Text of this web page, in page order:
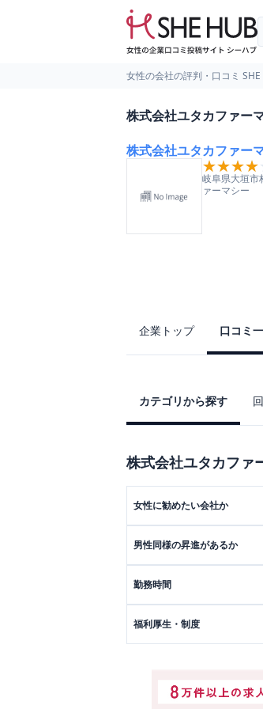
女性の会社の評判・口コミ SHE
株式会社ユタカファー
株式会社ユタカファー
岐阜県大垣市
ァーマシー
企業トップ 口コミ
カテゴリから探す
株式会社ユタカファ
女性に勧めたい会社か
男性同様の昇進があるか
勤務時間
福利厚生・制度